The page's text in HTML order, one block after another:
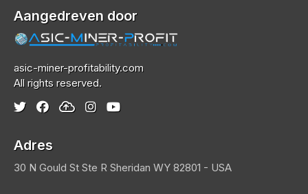
Aangedreven door
asic-miner-profitability.com
All rights reserved.
Adres
30 N Gould St Ste R Sheridan WY 82801 - USA